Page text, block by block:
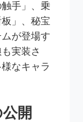
手」、乗
」、秘宝
が登場す
実装さ
なキャラ
開